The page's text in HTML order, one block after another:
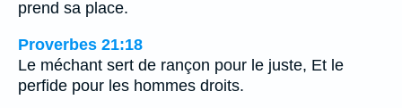
prend sa place.
Proverbes 21:18
Le méchant sert de rançon pour le juste, Et le
perfide pour les hommes droits.